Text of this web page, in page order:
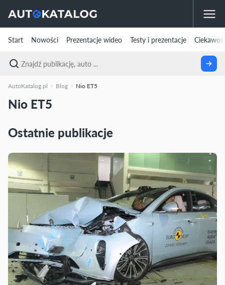
Start Nowości Prezentacje wideo Testy i prezentacje
AutoKatalog.pl Blog Nio ET5
Nio ET5
Ostatnie publikacje